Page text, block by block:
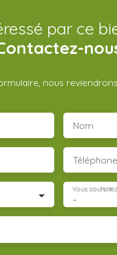
par ce
nous
Nom
Téléphone
-
Vous souhaitez